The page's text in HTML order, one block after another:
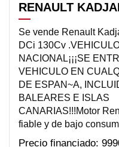
RENAULT
Se vende Renault
DCi 130Cv
NACIONAL¡¡¡SE
VEHICULO EN
DE ESPAN~A,
BALEARES E ISLAS
CANARIAS!!!Motor
fiable y de bajo